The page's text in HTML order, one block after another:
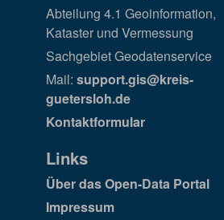
Abteilung 4.1 Geoinformation,
Kataster und Vermessung
Sachgebiet Geodatenservice
Mail: support.gis@kreis-
guetersloh.de
Kontaktformular
Links
Über das Open-Data Portal
Impressum